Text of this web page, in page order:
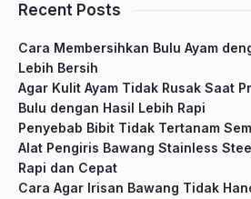
Recent Posts
Cara Membersihkan Bulu Ayam
Lebih Bersih
Agar Kulit Ayam Tidak Rusak Saat
Bulu dengan Hasil Lebih Rapi
Penyebab Bibit Tidak Tertanam
Alat Pengiris Bawang Stainless
Rapi dan Cepat
Cara Agar Irisan Bawang Tidak